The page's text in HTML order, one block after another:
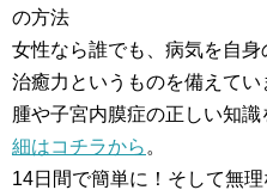
の方法
女性なら誰でも、病気を自
治癒力というものを備えて
腫や子宮内膜症の正しい知
細はコチラから 。
14日間で簡単に！そして無